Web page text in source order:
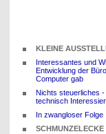
KLEINE
Interessantes und
Entwicklung der
Computer gab
Nichts steuerliches
technisch
In zwangloser Folge
SCHMUNZELECKE